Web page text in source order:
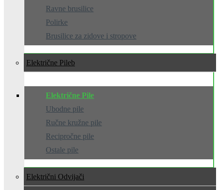
Ravne brusilice
Polirke
Brusilice za zidove i stropove
Električne Pile
Električne Pile
Ubodne pile
Ručne kružne pile
Recipročne pile
Ostale pile
Električni Odvijači